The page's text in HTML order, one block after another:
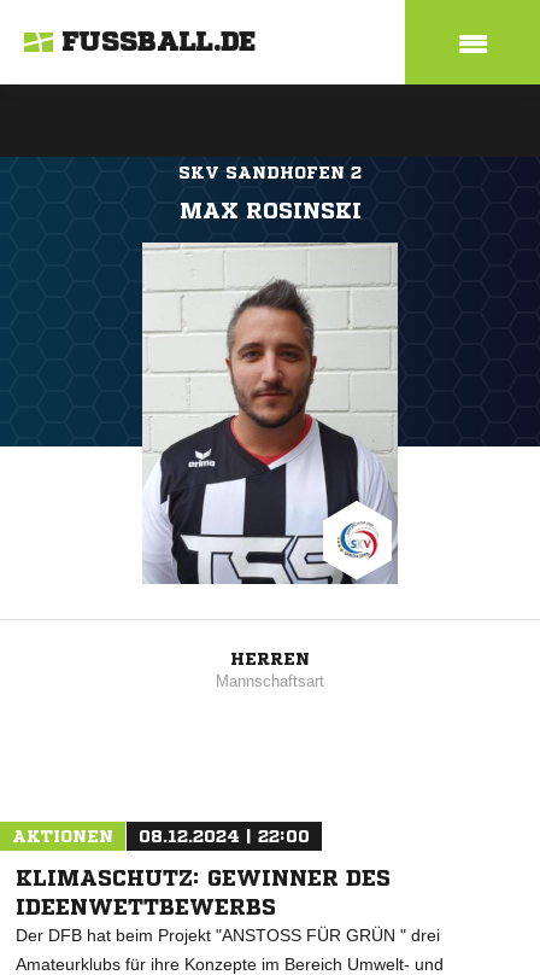
FUSSBALL.DE
SKV SANDHOFEN 2
MAX ROSINSKI
HERREN
Mannschaftsart
AKTIONEN 08.12.2024 | 22:00
KLIMASCHUTZ: GEWINNER DES
IDEENWETTBEWERBS
Der DFB hat beim Projekt "ANSTOSS FÜR GRÜN " drei
Amateurklubs für ihre Konzepte im Bereich Umwelt- und